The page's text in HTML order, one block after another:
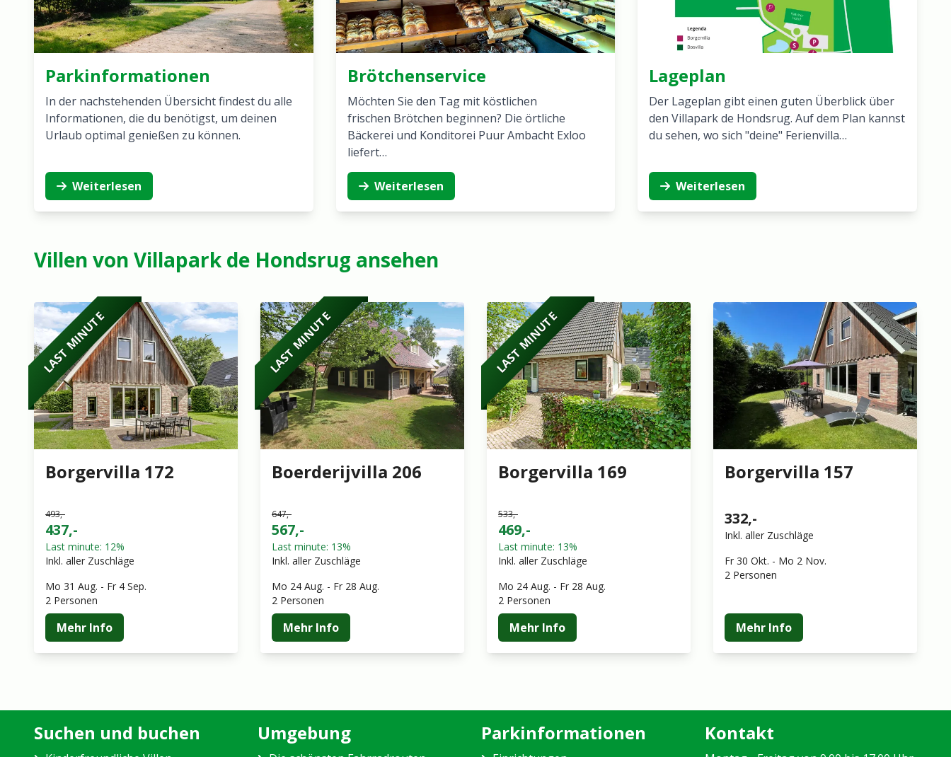
Parkinformationen
In der nachstehenden Übersicht findest du alle
Informationen, die du benötigst, um deinen
Urlaub optimal genießen zu können.
Weiterlesen
Brötchenservice
Möchten Sie den Tag mit köstlichen
frischen Brötchen beginnen? Die örtliche
Bäckerei und Konditorei Puur Ambacht Exloo
liefert…
Weiterlesen
Lageplan
Der Lageplan gibt einen guten Überblick über
den Villapark de Hondsrug. Auf dem Plan kannst
du sehen, wo sich "deine" Ferienvilla…
Weiterlesen
Villen von Villapark de Hondsrug ansehen
LAST MINUTE
Borgervilla 172
493,-
437,-
Last minute: 12%
Inkl. aller Zuschläge
Mo 31 Aug. - Fr 4 Sep.
2 Personen
Mehr Info
LAST MINUTE
Boerderijvilla 206
647,-
567,-
Last minute: 13%
Inkl. aller Zuschläge
Mo 24 Aug. - Fr 28 Aug.
2 Personen
Mehr Info
LAST MINUTE
Borgervilla 169
533,-
469,-
Last minute: 13%
Inkl. aller Zuschläge
Mo 24 Aug. - Fr 28 Aug.
2 Personen
Mehr Info
Borgervilla 157
332,-
Inkl. aller Zuschläge
Fr 30 Okt. - Mo 2 Nov.
2 Personen
Mehr Info
Suchen und buchen Umgebung Parkinformationen Kontakt